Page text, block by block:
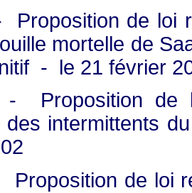
de loi
mortelle de
- le 21 février
Proposition de
des intermittents
de loi